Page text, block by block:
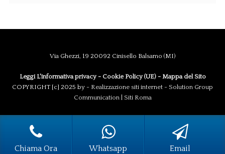
Via Ghezzi, 19 20092 Cinisello Balsamo (MI)
Leggi L'informativa privacy- Cookie Policy (UE)- Mappa del Sito
COPYRIGHT [c] 2025 by - Realizzazione siti internet - Solution Group
Communication| Siti Roma
Chiama Ora Whatsapp Email